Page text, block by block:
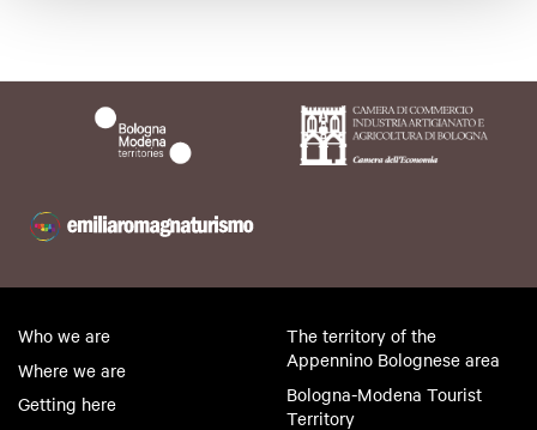
Who we are
Where we are
Getting here
The territory of the
Appennino Bolognese area
Bologna-Modena Tourist
Territory